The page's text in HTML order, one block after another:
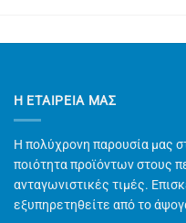
Η ΕΤΑΙΡΕΊΑ ΜΑΣ
Η πολύχρονη παρουσία μας
ποιότητα προϊόντων στους
ανταγωνιστικές τιμές.
εξυπηρετηθείτε από το